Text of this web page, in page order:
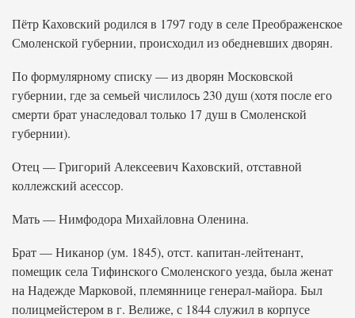
Пётр Каховский родился в 1797 году в селе Преображенское
Смоленской губернии, происходил из обедневших дворян.
По формулярному списку — из дворян Московской
губернии, где за семьей числилось 230 душ (хотя после его
смерти брат унаследовал только 17 душ в Смоленской
губернии).
Отец — Григорий Алексеевич Каховский, отставной
коллежский асессор.
Мать — Нимфодора Михайловна Оленина.
Брат — Никанор (ум. 1845), отст. капитан-лейтенант,
помещик села Тифинского Смоленского уезда, была женат
на Надежде Марковой, племяннице генерал-майора. Был
полицмейстером в г. Велиже, с 1844 служил в корпусе